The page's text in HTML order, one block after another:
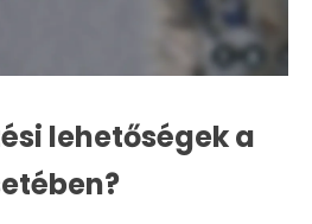
lehetőségek a